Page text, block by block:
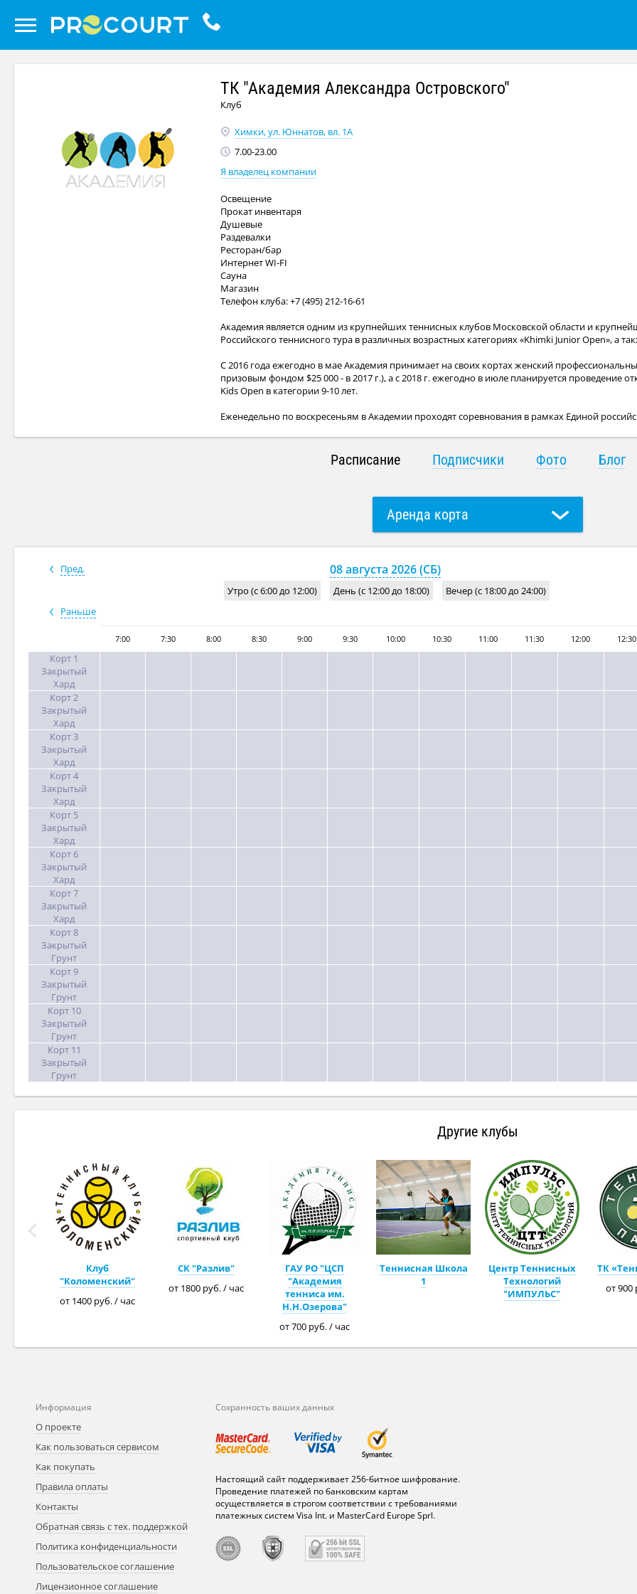
ТК "Академия Александра Островского"
Клуб
Химки, ул. Юннатов, вл. 1А
7.00-23.00
Я владелец компании
Освещение
Прокат инвентаря
Душевые
Раздевалки
Ресторан/бар
Интернет WI-FI
Сауна
Магазин
Телефон клуба: +7 (495) 212-16-61
Академия является одним из крупнейших теннисных клубов Московской области и
Российского теннисного тура в различных возрастных категориях «Khimki Junior Open», а
С 2016 года ежегодно в мае Академия принимает на своих кортах женский
призовым фондом $25 000 - в 2017 г.), а c 2018 г. ежегодно в июле планируется проведение
Kids Open в категории 9-10 лет.
Еженедельно по воскресеньям в Академии проходят соревнования в рамках Единой
Расписание Подписчики Фото Блог
Аренда корта
Групповое занятие с тренером
Пред. 08 августа 2026 (СБ)
Утро (с 6:00 до 12:00)
День (с 12:00 до 18:00)
Вечер (с 18:00 до 24:00)
Раньше
7:00 7:30 8:00 8:30 9:00 9:30 10:00 10:30 11:00 11:30 12:00 12:30
Корт 1
Закрытый
Хард
Корт 2
Закрытый
Хард
Корт 3
Закрытый
Хард
Корт 4
Закрытый
Хард
Корт 5
Закрытый
Хард
Корт 6
Закрытый
Хард
Корт 7
Закрытый
Хард
Корт 8
Закрытый
Грунт
Корт 9
Закрытый
Грунт
Корт 10
Закрытый
Грунт
Корт 11
Закрытый
Грунт
Другие клубы
Клуб
"Коломенский"
от 1400 руб. / час
СК "Разлив"
от 1800 руб. / час
ГАУ РО "ЦСП
"Академия
тенниса им.
Н.Н.Озерова"
от 700 руб. / час
Теннисная Школа
1
Центр Теннисных
Технологий
"ИМПУЛЬС"
ТК
от 900
Информация
О проекте
Как пользоваться сервисом
Как покупать
Правила оплаты
Контакты
Обратная связь с тех. поддержкой
Политика конфиденциальности
Пользовательское соглашение
Лицензионное соглашение
Сохранность ваших данных
Настоящий сайт поддерживает 256-битное шифрование.
Проведение платежей по банковским картам
осуществляется в строгом соответствии с требованиями
платежных систем Visa Int. и MasterCard Europe Sprl.